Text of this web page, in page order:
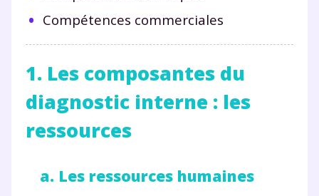
Compétences commerciales
1. Les composantes du
diagnostic interne : les
ressources
a. Les ressources humaines